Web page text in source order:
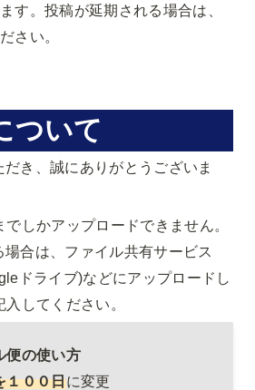
す。投稿が延期される場合は、
さい。
ついて
だき、誠にありがとうございま
しかアップロードできません。
合は、ファイル共有サービス
ドライブ)などにアップロードし
してください。
便の使い方
１００日に変更